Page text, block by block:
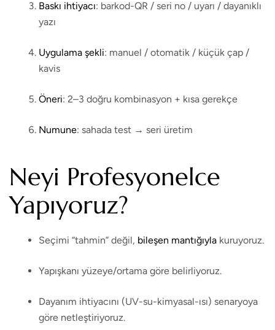
Baskı ihtiyacı: barkod-QR / seri no / uyarı / dayanıklı
yazı
Uygulama şekli: manuel / otomatik / küçük çap /
kavis
Öneri: 2–3 doğru kombinasyon + kısa gerekçe
Numune: sahada test → seri üretim
Neyi Profesyonelce
Yapıyoruz?
Seçimi “tahmin” değil, bileşen mantığıyla kuruyoruz.
Yapışkanı yüzeye/ortama göre belirliyoruz.
Dayanım ihtiyacını (UV-su-kimyasal-ısı) senaryoya
göre netleştiriyoruz.